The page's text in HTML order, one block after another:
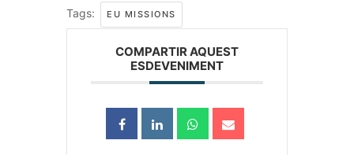
Tags: EU MISSIONS
COMPARTIR AQUEST
ESDEVENIMENT